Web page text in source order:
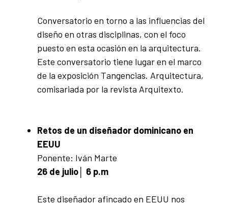
Conversatorio en torno a las influencias del
diseño en otras disciplinas, con el foco
puesto en esta ocasión en la arquitectura.
Este conversatorio tiene lugar en el marco
de la exposición Tangencias. Arquitectura,
comisariada por la revista Arquitexto.
Retos de un diseñador dominicano en
EEUU
Ponente: Iván Marte
26 de julio│ 6 p.m
Este diseñador afincado en EEUU nos